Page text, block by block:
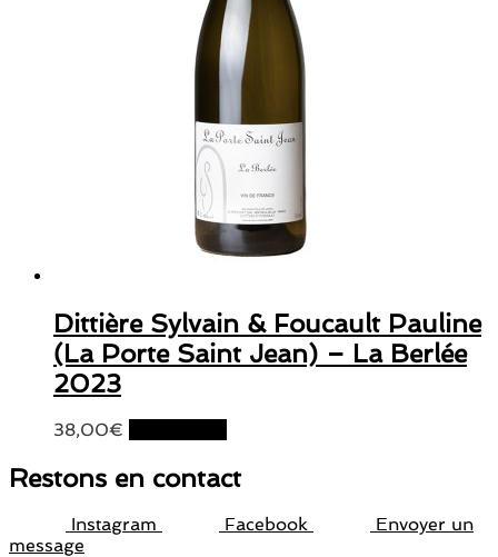
Dittière Sylvain & Foucault Pauline
(La Porte Saint Jean) – La Berlée
2023
38,00€
Restons en contact
Instagram Facebook
Envoyer un
message